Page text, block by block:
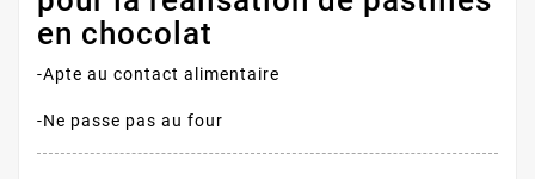
en chocolat
-Apte au contact alimentaire
-Ne passe pas au four